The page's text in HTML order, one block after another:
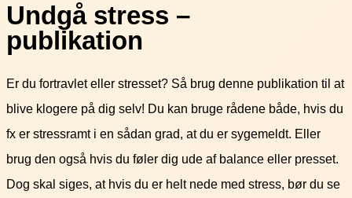
Undgå stress –
publikation
Er du fortravlet eller stresset? Så brug denne publikation til at
blive klogere på dig selv! Du kan bruge rådene både, hvis du
fx er stressramt i en sådan grad, at du er sygemeldt. Eller
brug den også hvis du føler dig ude af balance eller presset.
Dog skal siges, at hvis du er helt nede med stress, bør du se